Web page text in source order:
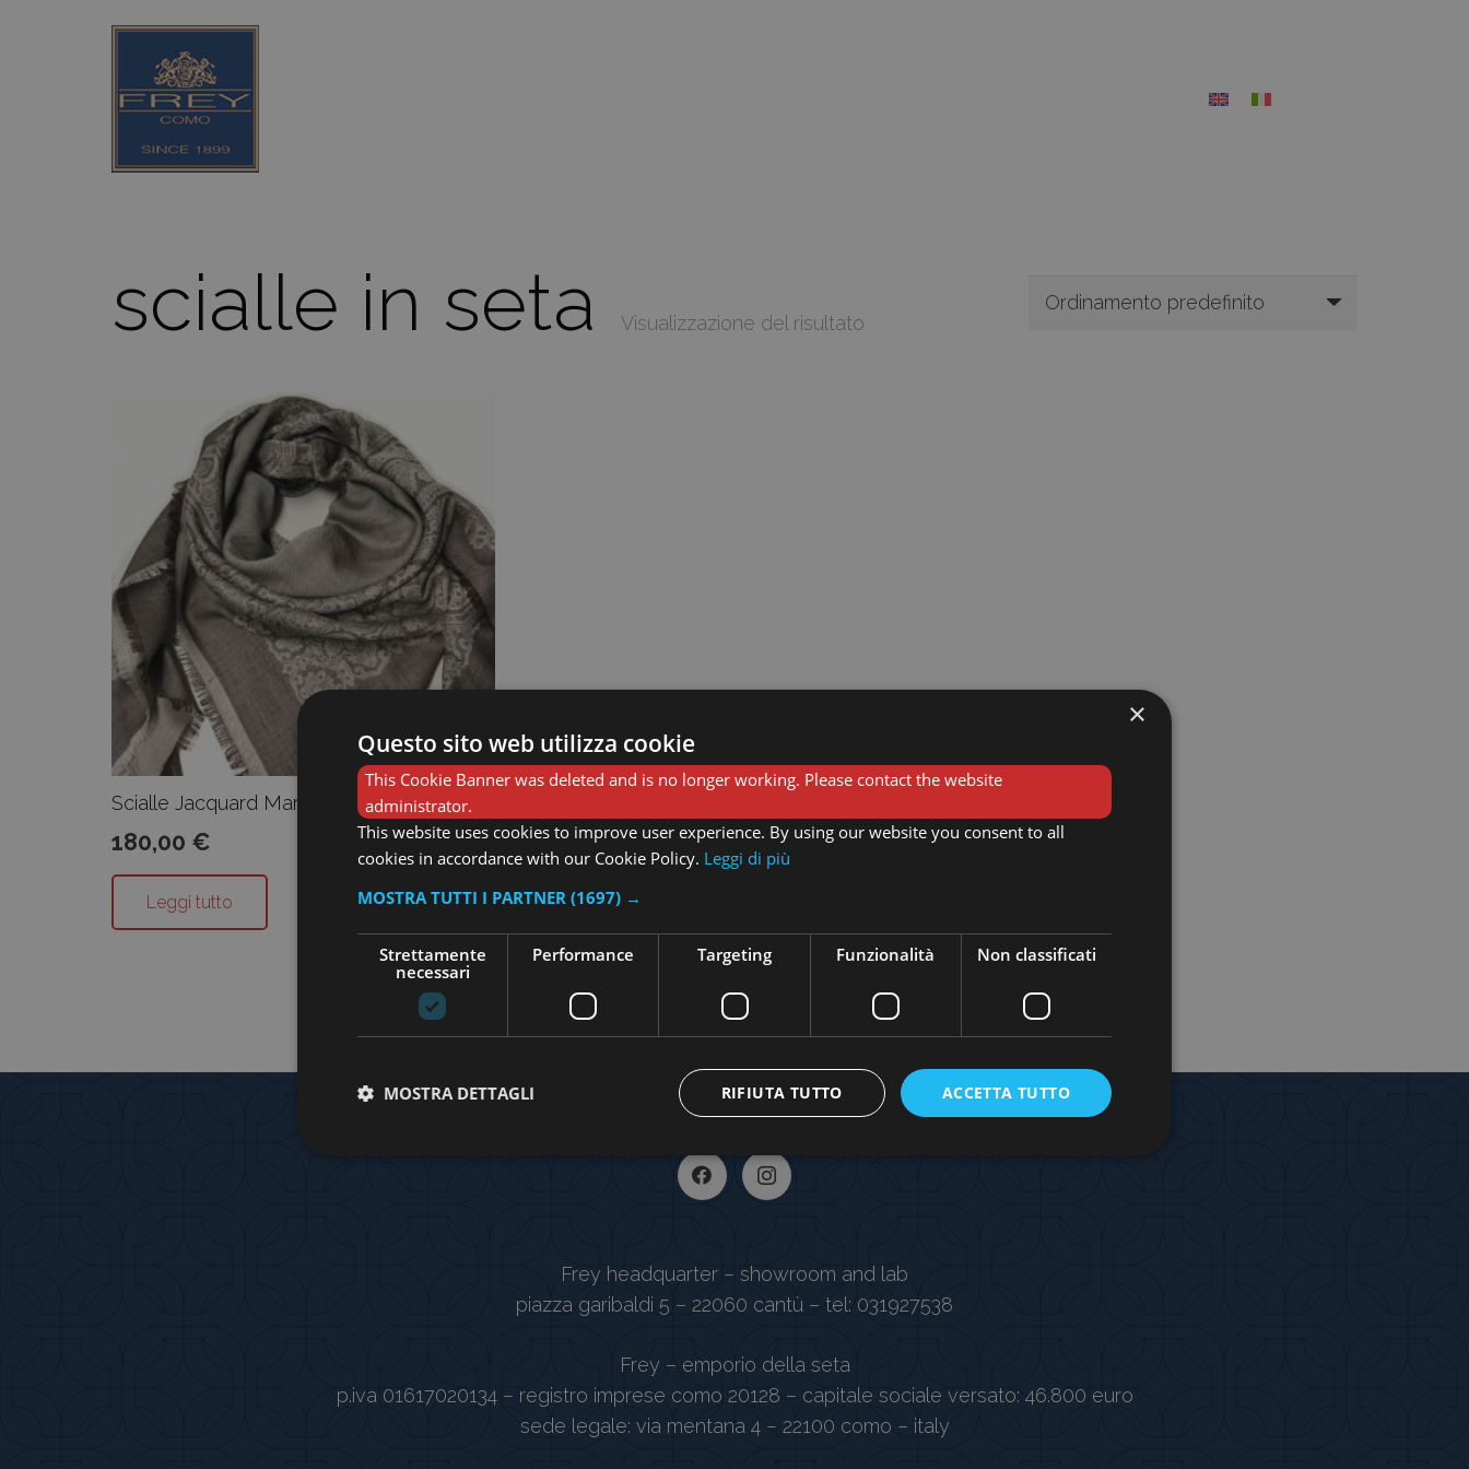
scialle in seta Visualizzazione del risultato
Scialle Jacquard Marrone
180,00 €
Leggi tutto
Frey headquarter – showroom and lab
piazza garibaldi 5 – 22060 cantù – tel: 031927538
Frey – emporio della seta
p.iva 01617020134 – registro imprese como 20128 – capitale sociale versato: 46.800 euro
sede legale: via mentana 4 – 22100 como – italy
×
Questo sito web utilizza cookie
This Cookie Banner was deleted and is no longer working. Please contact the website
administrator.
This website uses cookies to improve user experience. By using our website you consent to all
cookies in accordance with our Cookie Policy. Leggi di più
MOSTRA TUTTI I PARTNER (1697) →
Strettamente
necessari
Performance Targeting Funzionalità Non classificati
ACCETTA TUTTO
RIFIUTA TUTTO
MOSTRA DETTAGLI